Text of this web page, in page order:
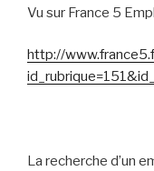
Vu sur France 5
http://
La recherche d’un